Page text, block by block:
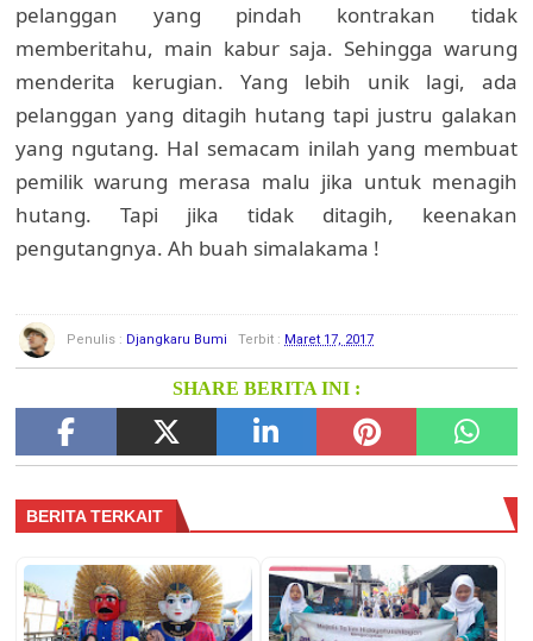
pelanggan yang pindah kontrakan tidak
memberitahu, main kabur saja. Sehingga warung
menderita kerugian. Yang lebih unik lagi, ada
pelanggan yang ditagih hutang tapi justru galakan
yang ngutang. Hal semacam inilah yang membuat
pemilik warung merasa malu jika untuk menagih
hutang. Tapi jika tidak ditagih, keenakan
pengutangnya. Ah buah simalakama !
Penulis : Djangkaru Bumi Terbit : Maret 17, 2017
SHARE BERITA INI :
BERITA TERKAIT